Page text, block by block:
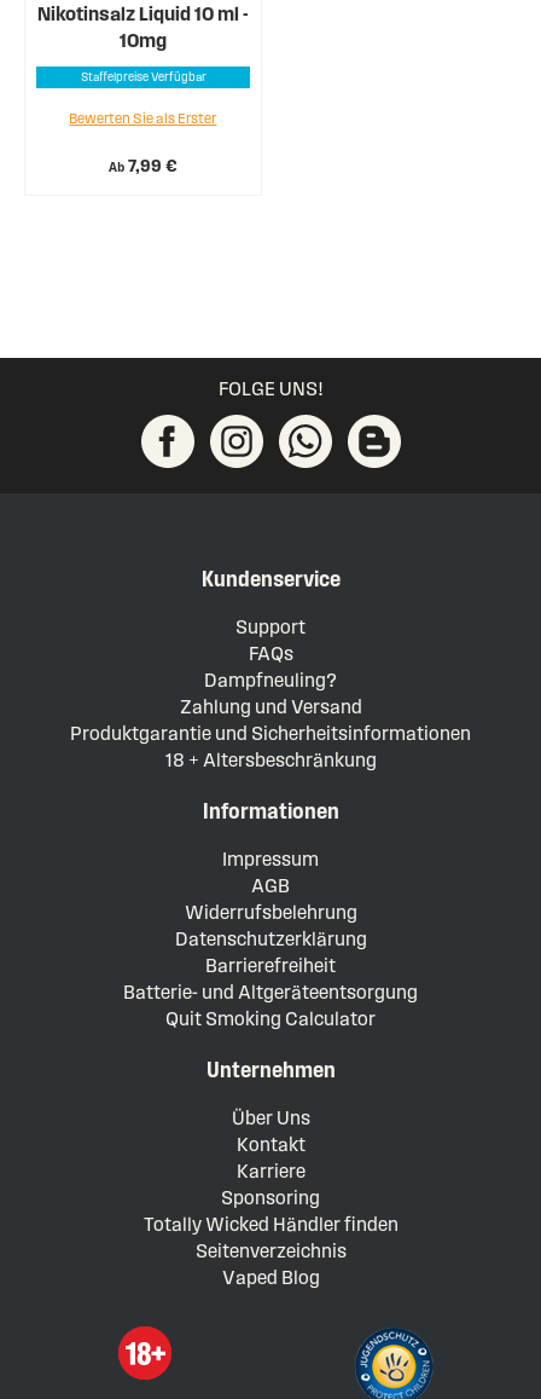
Nikotinsalz Liquid 10 ml -
10mg
Staffelpreise Verfügbar
Ab 7,99 €
Bewerten Sie als Erster
FOLGE UNS!
Kundenservice
Support
FAQs
Dampfneuling?
Zahlung und Versand
Produktgarantie und Sicherheitsinformationen
18 + Altersbeschränkung
Informationen
Impressum
AGB
Widerrufsbelehrung
Datenschutzerklärung
Barrierefreiheit
Batterie- und Altgeräteentsorgung
Quit Smoking Calculator
Unternehmen
Über Uns
Kontakt
Karriere
Sponsoring
Totally Wicked Händler finden
Seitenverzeichnis
Vaped Blog